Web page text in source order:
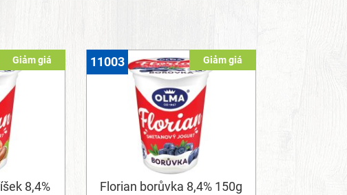
Giảm giá
8,4%
Giảm giá
Florian borůvka 8,4% 150g
11003